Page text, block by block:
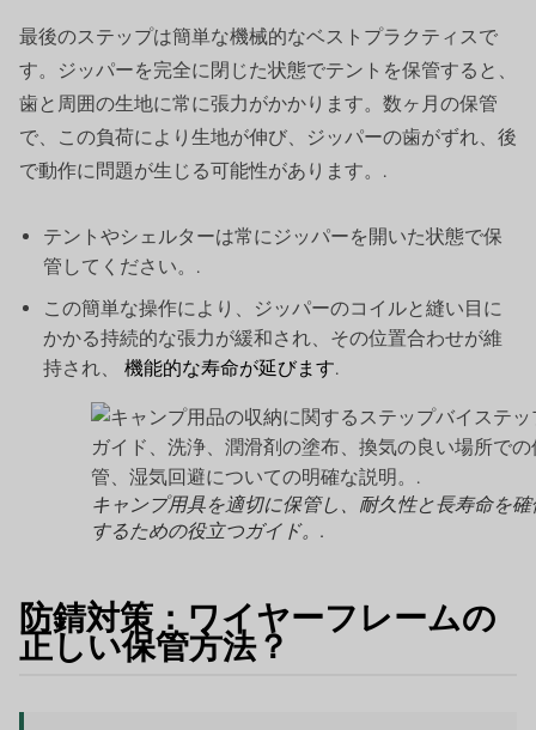
最後のステップは簡単な機械的なベストプラクティスで
す。ジッパーを完全に閉じた状態でテントを保管すると、
歯と周囲の生地に常に張力がかかります。数ヶ月の保管
で、この負荷により生地が伸び、ジッパーの歯がずれ、後
で動作に問題が生じる可能性があります。.
テントやシェルターは常にジッパーを開いた状態で保
管してください。.
この簡単な操作により、ジッパーのコイルと縫い目に
かかる持続的な張力が緩和され、その位置合わせが維
持され、 機能的な寿命が延びます.
キャンプ用具を適切に保管し、耐久性と長寿命を確
するための役立つガイド。.
防錆対策：ワイヤーフレームの
正しい保管方法？